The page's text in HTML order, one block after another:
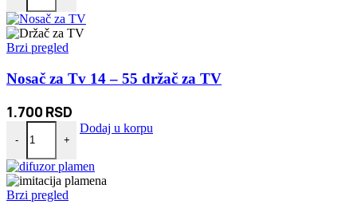
Brzi pregled
Nosač za Tv 14 – 55 držač za TV
1.700 RSD
-
Nosač za Tv 14 - 55 držač za TV količina
+
Dodaj u korpu
Brzi pregled